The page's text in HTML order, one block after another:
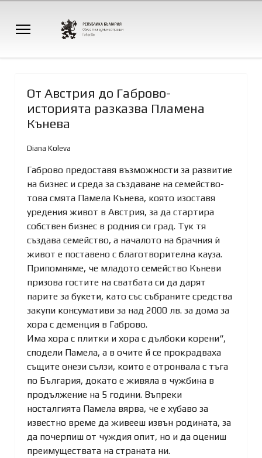
От Австрия до Габрово-
историята разказва Пламена
Кънева
Diana Koleva
Габрово предоставя възможности за развитие
на бизнес и среда за създаване на семейство-
това смята Памела Кънева, която изоставя
уредения живот в Австрия, за да стартира
собствен бизнес в родния си град. Тук тя
създава семейство, а началото на брачния ѝ
живот е поставено с благотворителна кауза.
Припомняме, че младото семейство Къневи
призова гостите на сватбата си да дарят
парите за букети, като със събраните средства
закупи консумативи за над 2000 лв. за дома за
хора с деменция в Габрово.
Има хора с плитки и хора с дълбоки корени“,
сподели Памела, а в очите й се прокрадваха
същите онези сълзи, които е отронвала с тъга
по България, докато е живяла в чужбина в
продължение на 5 години. Въпреки
носталгията Памела вярва, че е хубаво за
известно време да живееш извън родината, за
да почерпиш от чуждия опит, но и да оцениш
преимуществата на страната ни.